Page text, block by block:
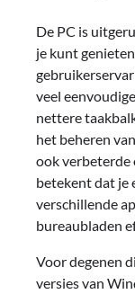
De PC is
je kunt
veel
nettere
het beheren
ook
betekent dat je
verschillende
bureaubladen
Voor degenen
versies van